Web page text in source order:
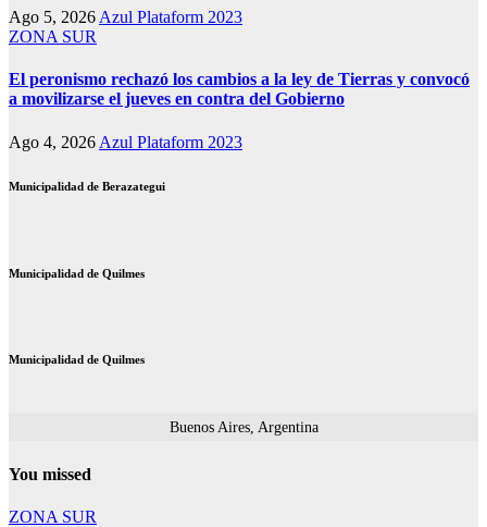
Ago 5, 2026 Azul Plataform 2023
ZONA SUR
El peronismo rechazó los cambios a la ley de Tierras y convocó
a movilizarse el jueves en contra del Gobierno
Ago 4, 2026 Azul Plataform 2023
Municipalidad de Berazategui
Municipalidad de Quilmes
Municipalidad de Quilmes
Buenos Aires, Argentina
You missed
ZONA SUR